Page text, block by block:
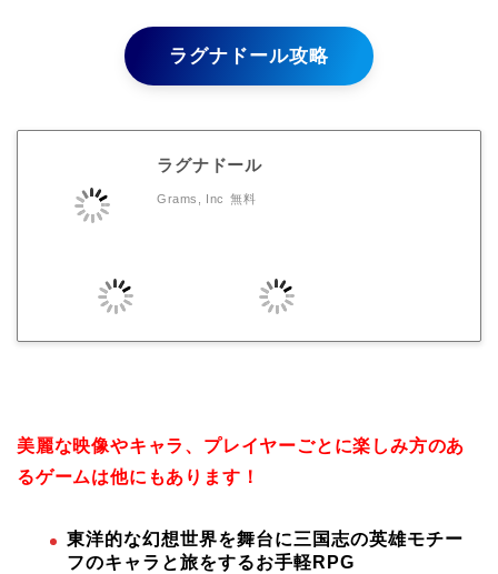
ラグナドール攻略
ラグナドール
Grams, Inc 無料
美麗な映像やキャラ、プレイヤーごとに楽しみ方のあ
るゲームは他にもあります！
東洋的な幻想世界を舞台に三国志の英雄モチー
フのキャラと旅をするお手軽RPG